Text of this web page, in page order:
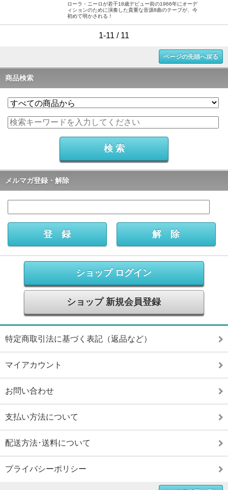
ローラ・ニーロが若干18歳デビュー前の1966年にオーデ
ィションのために演奏した貴重な音源8曲のテープが、今
初めて明かされる！
1-11 / 11
ページの先頭へ戻る
商品検索
メルマガ登録・解除
ショップ ログイン
ショップ 新規会員登録
特定商取引法に基づく表記（返品など）
マイアカウント
お問い合わせ
支払い方法について
配送方法･送料について
プライバシーポリシー